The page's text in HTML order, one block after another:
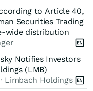
to Article 40,
Securities Trading
wide distribution
Notifies Investors
(LMB)
Limbach Holdings